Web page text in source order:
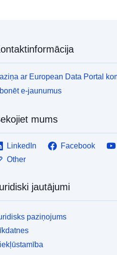
ar European Data Portal
e-jaunumus
mums
LinkedIn Facebook
Other
jautājumi
paziņojums